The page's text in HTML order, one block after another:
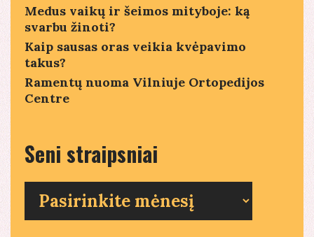
Medus vaikų ir šeimos mityboje: ką
svarbu žinoti?
Kaip sausas oras veikia kvėpavimo
takus?
Ramentų nuoma Vilniuje Ortopedijos
Centre
Seni straipsniai
straipsniai